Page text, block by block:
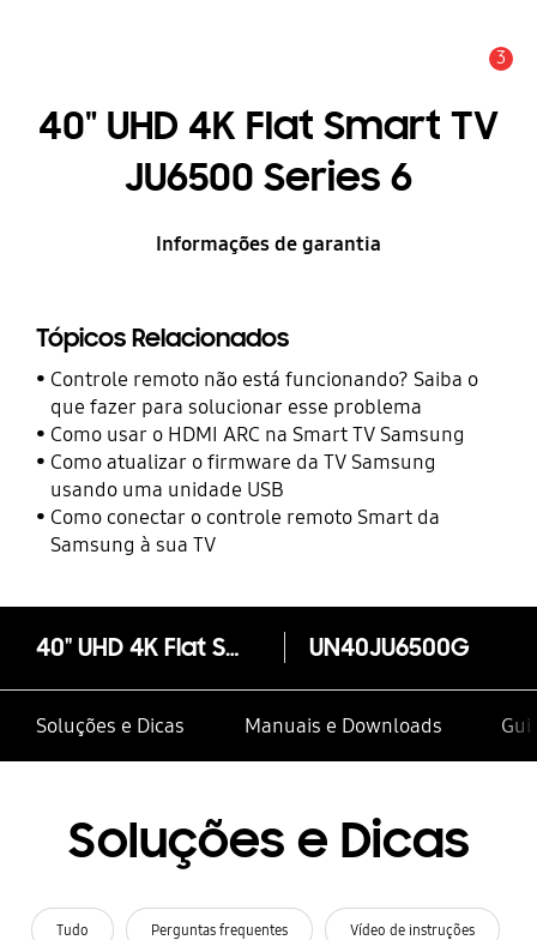
3
40" UHD 4K Flat Smart TV
JU6500 Series 6
Informações de garantia
Tópicos Relacionados
Controle remoto não está funcionando? Saiba o
que fazer para solucionar esse problema
Como usar o HDMI ARC na Smart TV Samsung
Como atualizar o firmware da TV Samsung
usando uma unidade USB
Como conectar o controle remoto Smart da
Samsung à sua TV
40" UHD 4K Flat Smart TV JU6500 Series 6 UN40JU6500G
Soluções e Dicas Manuais e Downloads
Soluções e Dicas
Tudo Perguntas frequentes Vídeo de instruções